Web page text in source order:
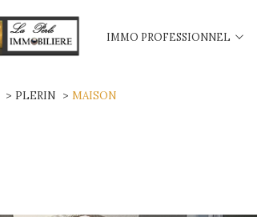
IMMO PROFESSIONNEL
PLERIN MAISON